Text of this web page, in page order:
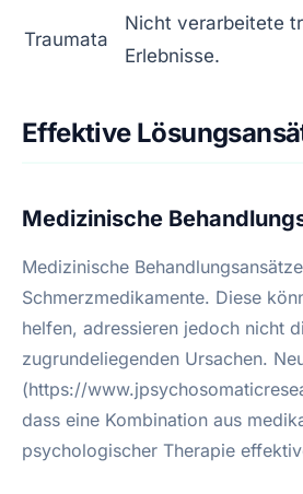
Traumata
Nicht verarbeitete
Erlebnisse.
Effektive
Medizinische
Medizinische
Schmerzmedikamente. Diese
helfen, adressieren jedoch nicht
zugrundeliegenden Ursachen.
(https://
dass eine Kombination aus
psychologischer Therapie